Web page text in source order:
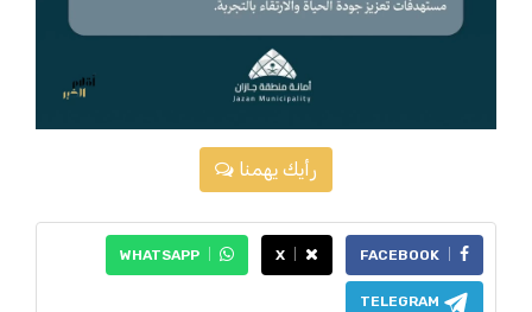
رأيك يهمنا
FACEBOOK
X
WHATSAPP
TELEGRAM